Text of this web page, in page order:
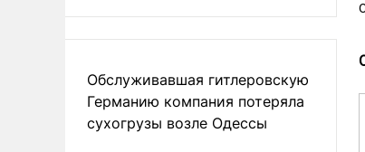
Обслуживавшая гитлеровскую
Германию компания потеряла
сухогрузы возле Одессы